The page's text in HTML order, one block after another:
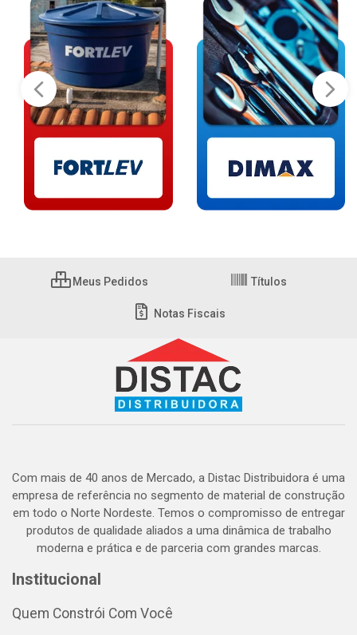
Meus Pedidos Títulos
Notas Fiscais
Com mais de 40 anos de Mercado, a Distac Distribuidora é uma
empresa de referência no segmento de material de construção
em todo o Norte Nordeste. Temos o compromisso de entregar
produtos de qualidade aliados a uma dinâmica de trabalho
moderna e prática e de parceria com grandes marcas.
Institucional
Quem Constrói Com Você